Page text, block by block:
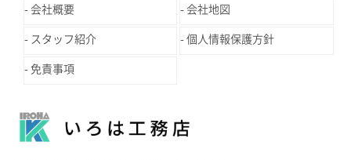
会社概要 会社地図
スタッフ紹介 個人情報保護方針
免責事項